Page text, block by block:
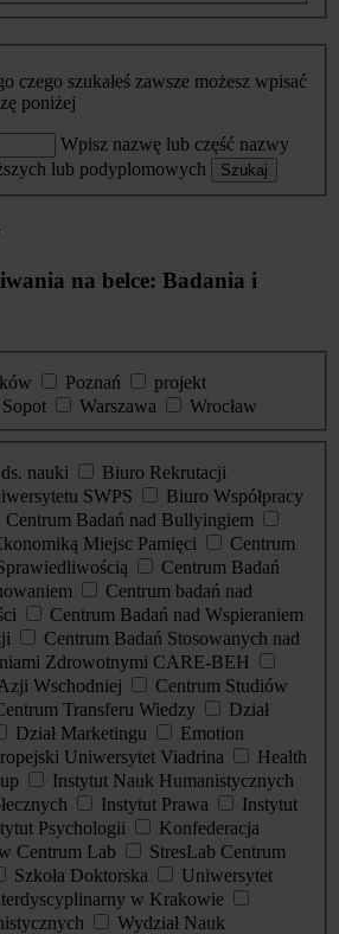
czego szukałeś zawsze możesz wpisać
poniżej
Wpisz nazwę lub część nazwy
lub podyplomowych
Szukaj
na belce: Badania i
Poznań
projekt
Sopot Warszawa
Wrocław
nauki
Biuro Rekrutacji
SWPS
Biuro Współpracy
Centrum Badań nad Bullyingiem
Miejsc Pamięci
Centrum
Centrum Badań
Centrum badań nad
Centrum Badań nad Wspieraniem
Centrum Badań Stosowanych nad
Zdrowotnymi CARE-BEH
Wschodniej
Centrum Studiów
Transferu Wiedzy
Dział
Dział Marketingu
Emotion
Uniwersytet Viadrina
Health
Instytut Nauk Humanistycznych
Instytut Prawa
Instytut
Psychologii
Konfederacja
Centrum Lab
StresLab Centrum
Szkoła Doktorska
Uniwersytet
w Krakowie
Wydział Nauk